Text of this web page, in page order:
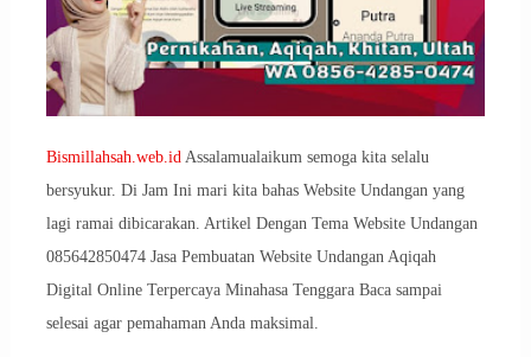
Bismillahsah.web.idAssalamualaikum semoga kita selalu
bersyukur. Di Jam Ini mari kita bahas Website Undangan yang
lagi ramai dibicarakan. Artikel Dengan Tema Website Undangan
085642850474 Jasa Pembuatan Website Undangan Aqiqah
Digital Online Terpercaya Minahasa Tenggara Baca sampai
selesai agar pemahaman Anda maksimal.